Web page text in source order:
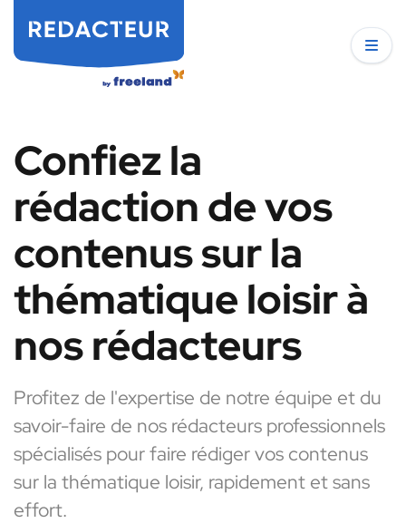
Confiez la
rédaction de vos
contenus sur la
thématique loisir à
nos rédacteurs
Profitez de l'expertise de notre équipe et du
savoir-faire de nos rédacteurs professionnels
spécialisés pour faire rédiger vos contenus
sur la thématique loisir, rapidement et sans
effort.